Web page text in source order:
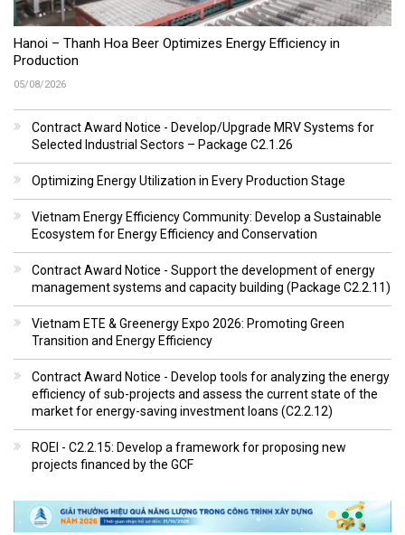
Hanoi – Thanh Hoa Beer Optimizes Energy Efficiency in
Production
05/08/2026
Contract Award Notice - Develop/Upgrade MRV Systems for
Selected Industrial Sectors – Package C2.1.26
Optimizing Energy Utilization in Every Production Stage
Vietnam Energy Efficiency Community: Develop a Sustainable
Ecosystem for Energy Efficiency and Conservation
Contract Award Notice - Support the development of energy
management systems and capacity building (Package C2.2.11)
Vietnam ETE & Greenergy Expo 2026: Promoting Green
Transition and Energy Efficiency
Contract Award Notice - Develop tools for analyzing the energy
efficiency of sub-projects and assess the current state of the
market for energy-saving investment loans (C2.2.12)
ROEI - C2.2.15: Develop a framework for proposing new
projects financed by the GCF